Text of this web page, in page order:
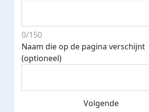
Streefbedrag
0/150
Naam die op de pagina verschijnt
(optioneel)
Volgende